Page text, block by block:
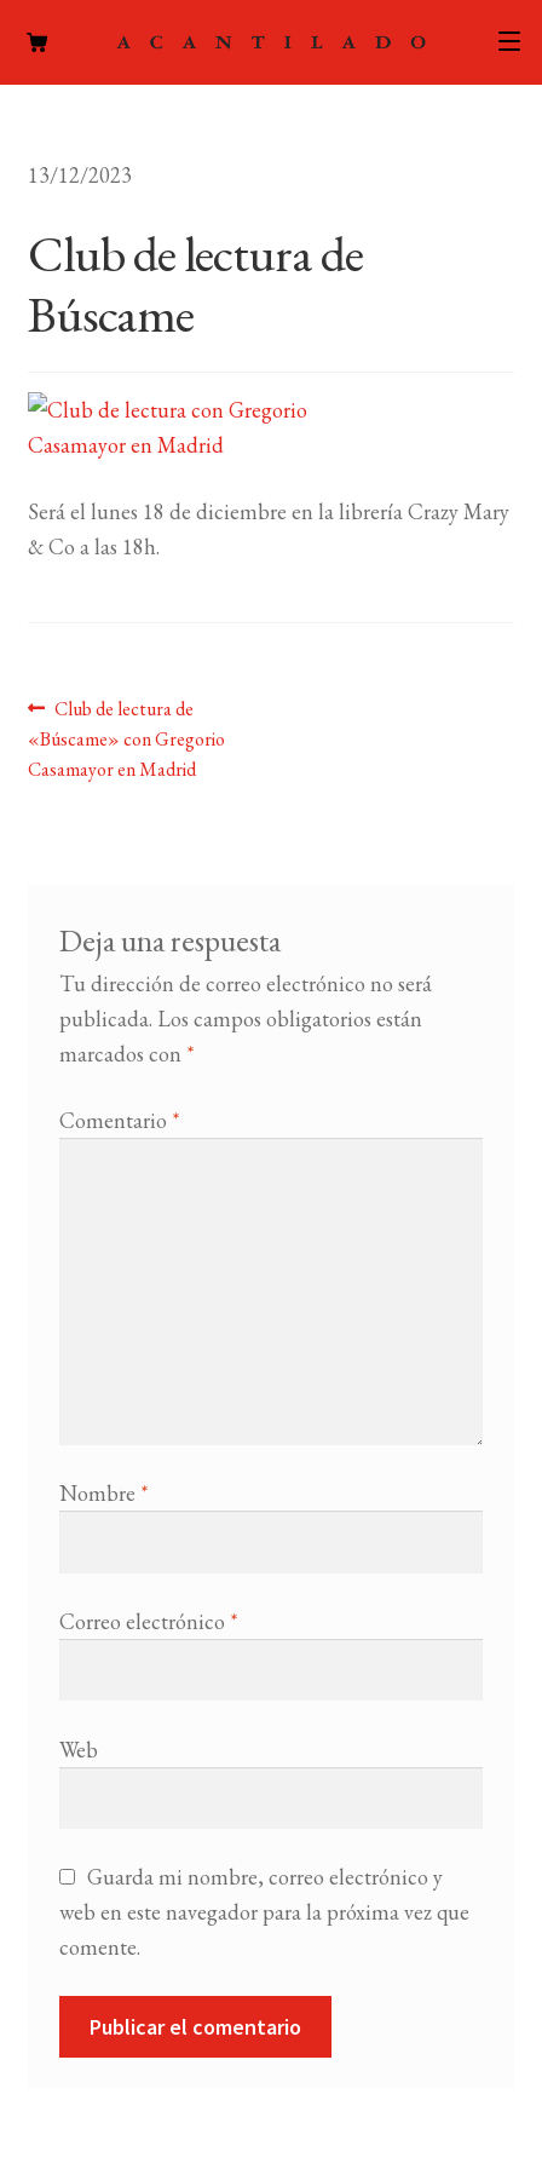
ACTUALIDAD
FOREIGN RIGHTS
13/12/2023
Club de lectura de
Búscame
Será el lunes 18 de diciembre en la librería Crazy Mary
& Co a las 18h.
Navegación
de
Anterior:
Club de lectura de
«Búscame» con Gregorio
Casamayor en Madrid
Deja una respuesta
Tu dirección de correo electrónico no será
publicada. Los campos obligatorios están
marcados con *
Comentario *
Nombre *
Correo electrónico *
Web
Guarda mi nombre, correo electrónico y
web en este navegador para la próxima vez que
comente.